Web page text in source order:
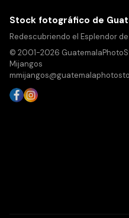
Stock fotográfico de
Redescubriendo el Esplendor
© 2001-2026
Mijangos